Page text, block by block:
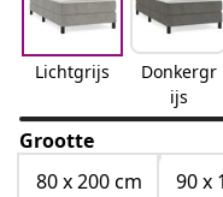
Lichtgrijs
Donkergr
ijs
Grootte
80 x 200 cm
90 x